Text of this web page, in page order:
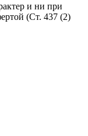
и ни при
(Ст. 437 (2)